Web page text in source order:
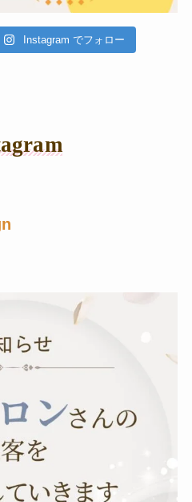
Instagram でフォロー